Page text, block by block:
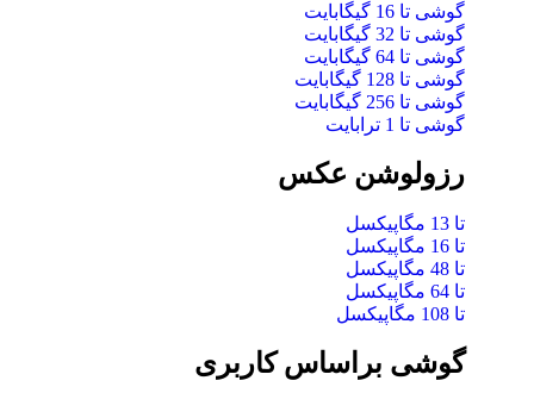
گوشی تا 16 گیگابایت
گوشی تا 32 گیگابایت
گوشی تا 64 گیگابایت
گوشی تا 128 گیگابایت
گوشی تا 256 گیگابایت
گوشی تا 1 ترابایت
رزولوشن عکس
تا 13 مگاپیکسل
تا 16 مگاپیکسل
تا 48 مگاپیکسل
تا 64 مگاپیکسل
تا 108 مگاپیکسل
گوشی براساس کاربری